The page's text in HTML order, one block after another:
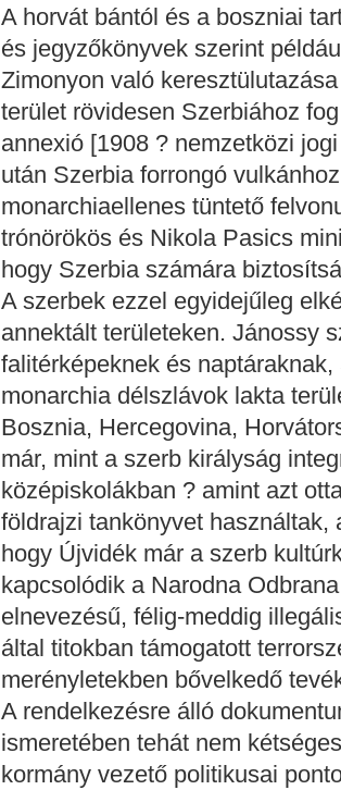
A horvát bántól és a boszniai
és jegyzőkönyvek szerint
Zimonyon való
terület rövidesen Szerbiához
annexió [1908 ? nemzetközi
után Szerbia forrongó
monarchiaellenes tüntető
trónörökös és Nikola Pasics
hogy Szerbia számára
A szerbek ezzel egyidejűleg
annektált területeken. Jánossy
falitérképeknek és
monarchia délszlávok lakta
Bosznia, Hercegovina,
már, mint a szerb királyság
középiskolákban ? amint azt
földrajzi tankönyvet
hogy Újvidék már a szerb
kapcsolódik a Narodna
elnevezésű, félig-meddig
által titokban támogatott
merényletekben bővelkedő
A rendelkezésre álló
ismeretében tehát nem
kormány vezető politikusai